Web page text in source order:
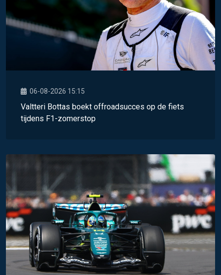
06-08-2026 15:15
Valtteri Bottas boekt offroadsucces op de fiets
tijdens F1-zomerstop